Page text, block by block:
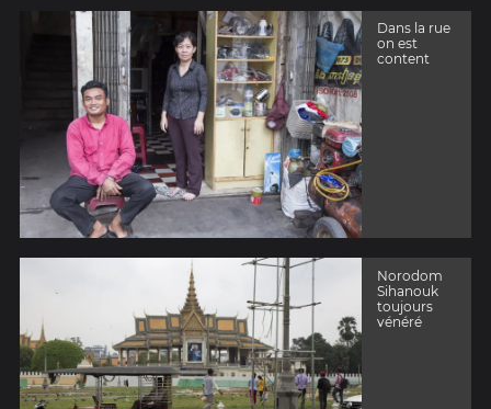
Dans la rue
on est
content
Norodom
Sihanouk
toujours
vénéré